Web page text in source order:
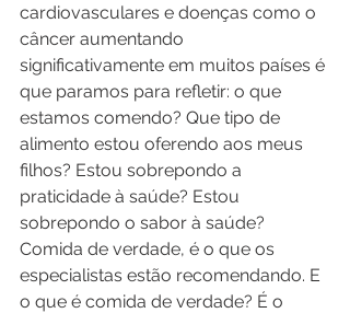
cardiovasculares e doenças como o
câncer aumentando
significativamente em muitos países é
que paramos para refletir: o que
estamos comendo? Que tipo de
alimento estou oferendo aos meus
filhos? Estou sobrepondo a
praticidade à saúde? Estou
sobrepondo o sabor à saúde?
Comida de verdade, é o que os
especialistas estão recomendando. E
o que é comida de verdade? É o